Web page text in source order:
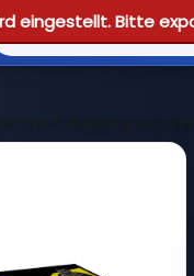
eingestellt. Bitte
Batwing und